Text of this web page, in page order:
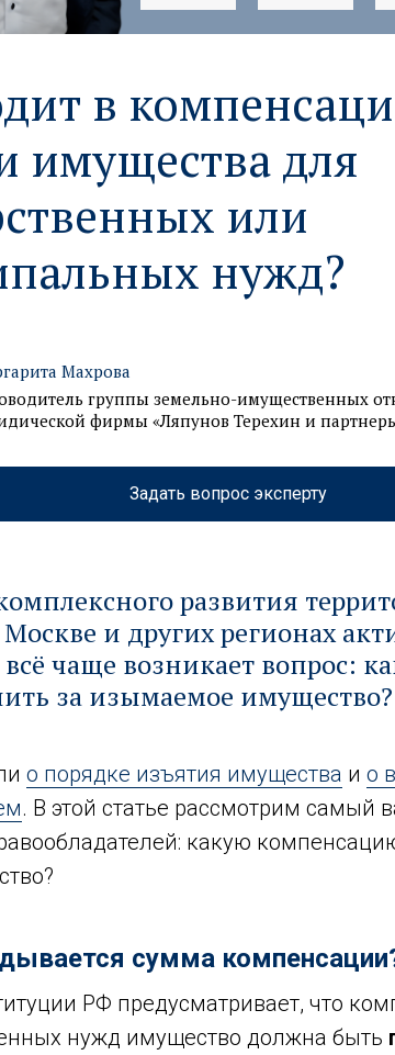
в
имущества для
или
нужд?
Махрова
группы земельно-имущественных
фирмы «Ляпунов Терехин и
Задать вопрос эксперту
развития
и других регионах
всё чаще возникает вопрос:
за изымаемое имущество?
о порядке изъятия имущества и о
. В этой статье рассмотрим самый
какую
сумма
РФ предусматривает, что
нужд имущество должна быть